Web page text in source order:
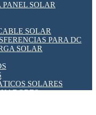
PANEL SOLAR
SOLAR
PARA DC
SOLAR
SOLARES